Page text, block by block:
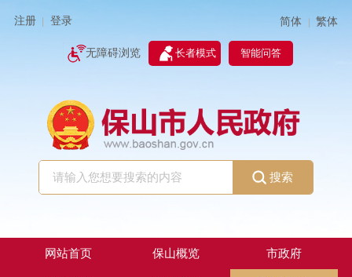
注册 登录 简体 | 繁体
无障碍浏览 长者模式 智能问答
搜索
网站首页 保山概览 市政府